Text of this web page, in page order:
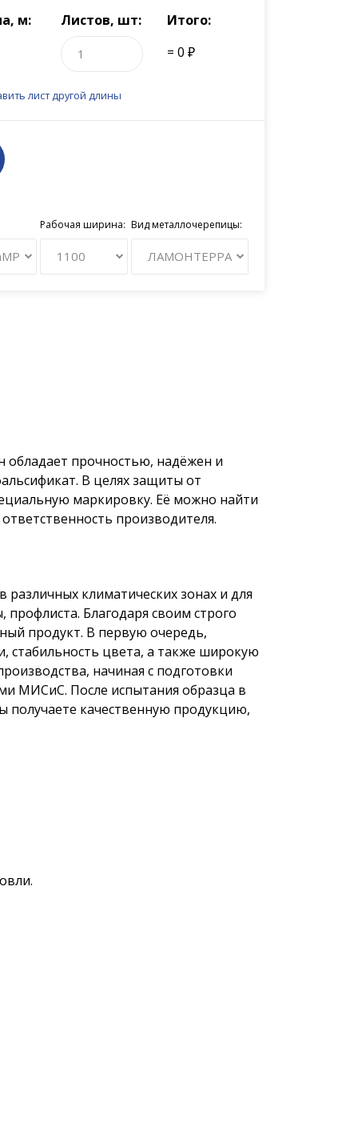
м: Листов, шт:
Итого:
= 0 ₽
лист другой длины
Рабочая ширина:
1100
Вид металлочерепицы:
ЛАМОНТЕРРА
обладает прочностью, надёжен и
В целях защиты от
маркировку. Её можно найти
производителя.
климатических зонах и для
Благодаря своим строго
продукт. В первую очередь,
стабильность цвета, а также широкую
начиная с подготовки
МИСиС. После испытания образца в
получаете качественную продукцию,